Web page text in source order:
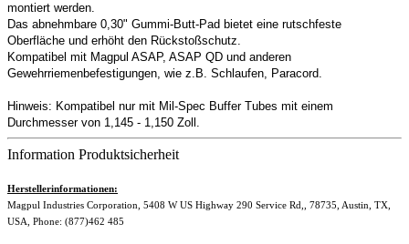
montiert werden.
Das abnehmbare 0,30" Gummi-Butt-Pad bietet eine rutschfeste
Oberfläche und erhöht den Rückstoßschutz.
Kompatibel mit Magpul ASAP, ASAP QD und anderen
Gewehrriemenbefestigungen, wie z.B. Schlaufen, Paracord.
Hinweis: Kompatibel nur mit Mil-Spec Buffer Tubes mit einem
Durchmesser von 1,145 - 1,150 Zoll.
Information Produktsicherheit
Herstellerinformationen:
Magpul Industries Corporation, 5408 W US Highway 290 Service Rd,, 78735, Austin, TX,
USA, Phone: (877)462 485